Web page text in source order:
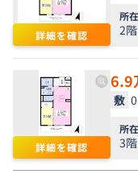
詳細を確認
所
2階
詳細を確認
6.9
敷
所
3階